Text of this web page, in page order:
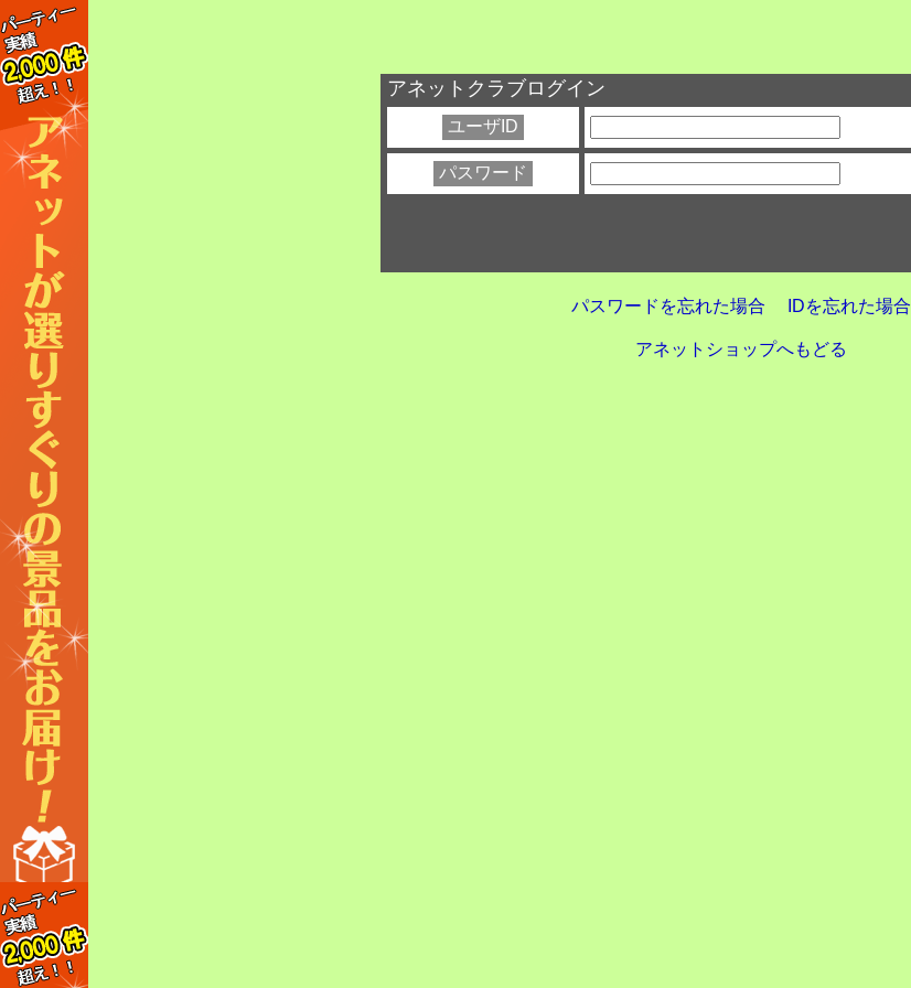
アネットクラブログイン
ユーザID
パスワード
パスワードを忘れた場合 IDを忘れた場合
アネットショップへもどる